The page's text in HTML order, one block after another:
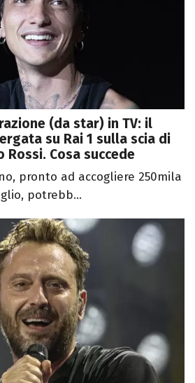
(da star) in TV: il
su Rai 1 sulla scia di
Rossi. Cosa succede
pronto ad accogliere 250mila
potrebb...